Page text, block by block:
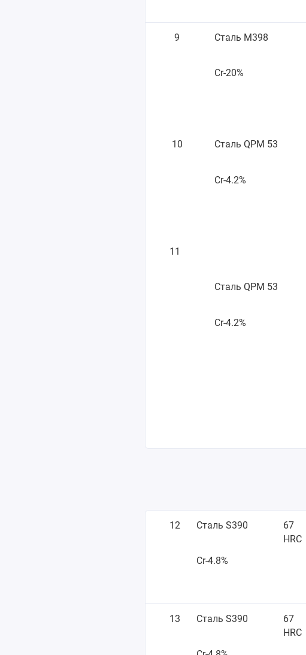
9
10
11
Сталь М398
Cr-20%
Сталь QPM 53
Cr-4.2%
Сталь QPM 53
Cr-4.2%
12 Сталь S390
Cr-4.8%
67
HRC
13 Сталь S390
67
HRC